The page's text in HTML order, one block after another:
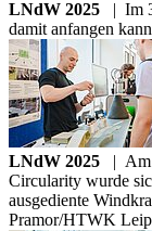
LNdW 2025 | Im
damit anfangen
LNdW 2025 |
Circularity wurde
ausgediente
Pramor/HTWK